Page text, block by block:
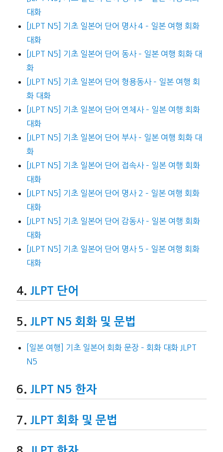
대화
[JLPT N5] 기초 일본어 단어 명사 4 – 일본 여행 회화
대화
[JLPT N5] 기초 일본어 단어 동사 – 일본 여행 회화 대
화
[JLPT N5] 기초 일본어 단어 형용동사 – 일본 여행 회
화 대화
[JLPT N5] 기초 일본어 단어 연체사 – 일본 여행 회화
대화
[JLPT N5] 기초 일본어 단어 부사 – 일본 여행 회화 대
화
[JLPT N5] 기초 일본어 단어 접속사 – 일본 여행 회화
대화
[JLPT N5] 기초 일본어 단어 명사 2 – 일본 여행 회화
대화
[JLPT N5] 기초 일본어 단어 감동사 – 일본 여행 회화
대화
[JLPT N5] 기초 일본어 단어 명사 5 – 일본 여행 회화
대화
JLPT 단어
JLPT N5 회화 및 문법
[일본 여행] 기초 일본어 회화 문장 – 회화 대화 JLPT
N5
JLPT N5 한자
JLPT 회화 및 문법